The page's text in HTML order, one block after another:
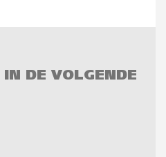
DE VOLGENDE